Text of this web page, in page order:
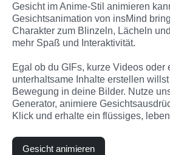
Gesicht im Anime-Stil animieren
Gesichtsanimation von insMind
Charakter zum Blinzeln, Lächeln
mehr Spaß und Interaktivität.
Egal ob du GIFs, kurze Videos oder
unterhaltsame Inhalte erstellen
Bewegung in deine Bilder. Nutze
Generator, animiere
Klick und erhalte ein flüssiges,
Gesicht animieren